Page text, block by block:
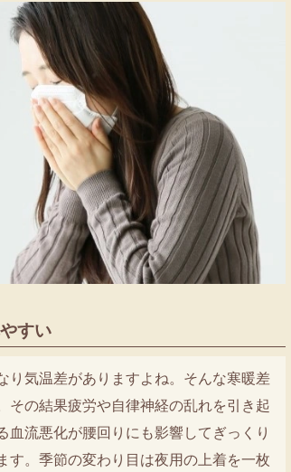
すい
り気温差がありますよね。そんな寒暖差
その結果疲労や自律神経の乱れを引き起
血流悪化が腰回りにも影響してぎっくり
す。季節の変わり目は夜用の上着を一枚